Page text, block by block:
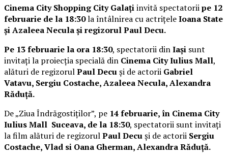
Cinema City Shopping City Galațiinvită spectatoriipe 12
februarie de la 18:30la întâlnirea cu actrițeleIoana State
și Azaleea Necula și regizorul Paul Decu.
Pe 13 februarie la ora 18:30, spectatorii dinIași sunt
invitați la proiecția specială din Cinema City Iulius Mall,
alături de regizorulPaul Decuși de actorii Gabriel
Vatavu, Sergiu Costache, Azaleea Necula, Alexandra
Răduță.
De „Ziua Îndrăgostiților”, pe 14 februarie, în Cinema City
Iulius Mall Suceava, de la 18:30, spectatorii sunt invitați
la film alături de regizorulPaul Decuși de actorii Sergiu
Costache, Vlad si Oana Gherman, Alexandra Răduță.